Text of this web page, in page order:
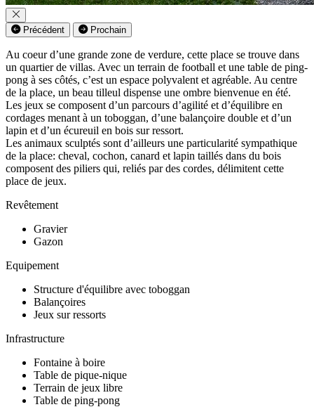
Précédent Prochain
Au coeur d’une grande zone de verdure, cette place se trouve dans
un quartier de villas. Avec un terrain de football et une table de ping-
pong à ses côtés, c’est un espace polyvalent et agréable. Au centre
de la place, un beau tilleul dispense une ombre bienvenue en été.
Les jeux se composent d’un parcours d’agilité et d’équilibre en
cordages menant à un toboggan, d’une balançoire double et d’un
lapin et d’un écureuil en bois sur ressort.
Les animaux sculptés sont d’ailleurs une particularité sympathique
de la place: cheval, cochon, canard et lapin taillés dans du bois
composent des piliers qui, reliés par des cordes, délimitent cette
place de jeux.
Revêtement
Gravier
Gazon
Equipement
Structure d'équilibre avec toboggan
Balançoires
Jeux sur ressorts
Infrastructure
Fontaine à boire
Table de pique-nique
Terrain de jeux libre
Table de ping-pong